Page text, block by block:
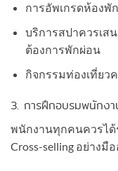
การอัพเกรดห้องพั
บริการสปาควรเส
ต้องการพักผ่อน
กิจกรรมท่องเที่ยว
3. การฝึกอบรมพนักงา
พนักงานทุกคนควรได้
Cross-selling อย่างมื